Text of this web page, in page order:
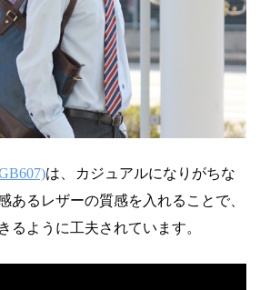
は、
カジュアルになりがちな
あるレザーの質感を入れることで、
るように工夫されています。